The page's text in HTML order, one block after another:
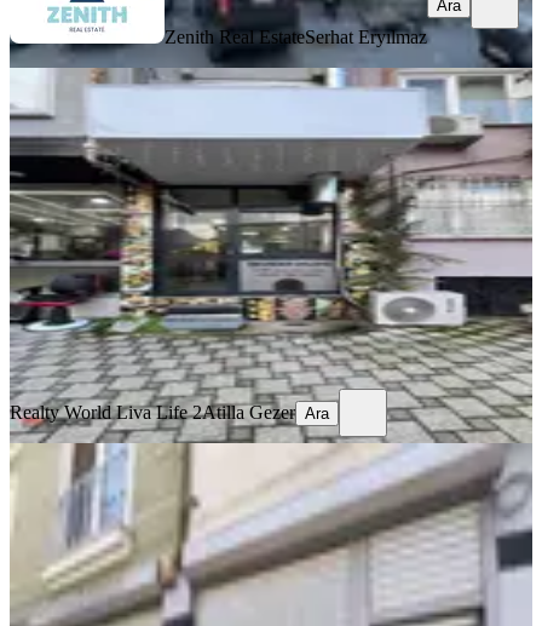
Zenith Real EstateSerhat Eryılmaz
Ara
Liva'dan Altıeylül Mahallesinde
Balıkesir, Altıeylül
2 Oda·80 m²·Düz Giriş (Zemin)· 19.07.2026
30.000 ₺
Realty World Liva Life 2Atilla Gezer
Ara
Realty World Liva Life 2Atilla Gezer Ara
Çarşı Merkezde 2 Katlı Dükkan/ofis/
Depo
Balıkesir, Altıeylül
1 Oda·250 m² Düz Giriş (Zemin) ·01.08.2026